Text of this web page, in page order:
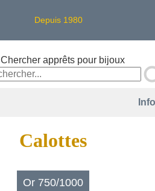
Depuis 1980
Chercher apprêts pour bijoux
Calottes
Or 750/1000